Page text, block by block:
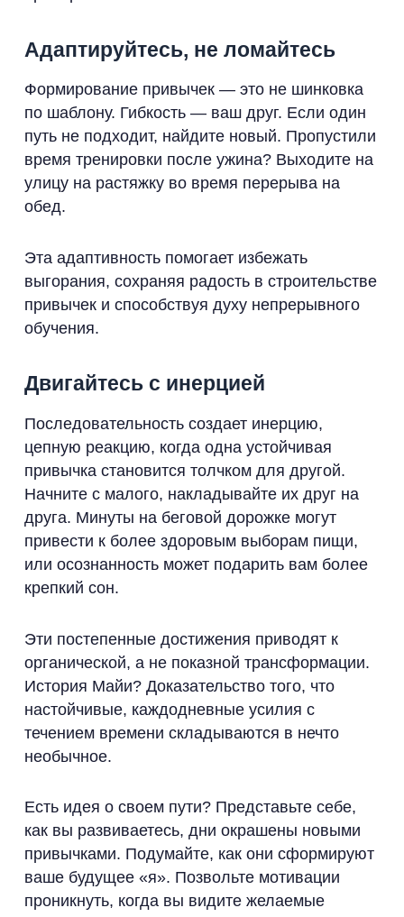
Адаптируйтесь, не ломайтесь
Формирование привычек — это не шинковка
по шаблону. Гибкость — ваш друг. Если один
путь не подходит, найдите новый. Пропустили
время тренировки после ужина? Выходите на
улицу на растяжку во время перерыва на
обед.
Эта адаптивность помогает избежать
выгорания, сохраняя радость в строительстве
привычек и способствуя духу непрерывного
обучения.
Двигайтесь с инерцией
Последовательность создает инерцию,
цепную реакцию, когда одна устойчивая
привычка становится толчком для другой.
Начните с малого, накладывайте их друг на
друга. Минуты на беговой дорожке могут
привести к более здоровым выборам пищи,
или осознанность может подарить вам более
крепкий сон.
Эти постепенные достижения приводят к
органической, а не показной трансформации.
История Майи? Доказательство того, что
настойчивые, каждодневные усилия с
течением времени складываются в нечто
необычное.
Есть идея о своем пути? Представьте себе,
как вы развиваетесь, дни окрашены новыми
привычками. Подумайте, как они сформируют
ваше будущее «я». Позвольте мотивации
проникнуть, когда вы видите желаемые